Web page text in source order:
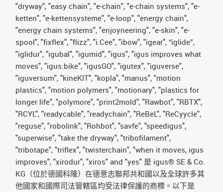
"dryway", "easy chain", "e-chain", "e-chain systems", "e-
ketten", "e-kettensysteme", "e-loop", "energy chain",
"energy chain systems", "enjoyneering", "e-skin", "e-
spool", "fixflex", "flizz", "i.Cee", "ibow", "igear", “iglide”,
"iglidur", "igubal", "igumid", "igus", "igus improves what
moves", "igus:bike", "igusGO", "igutex", "iguverse",
"iguversum", "kineKIT", "kopla", "manus", "motion
plastics", "motion polymers", "motionary", "plastics for
longer life", "polymore", "print2mold", "Rawbot", "RBTX",
"RCYL", "readycable", "readychain", "ReBeL", "ReCyycle",
"reguse", "robolink", "Rohbot", "savfe", "speedigus",
"superwise", "take the dryway", "tribofilament",
"tribotape", "triflex", "twisterchain", "when it moves, igus
improves", "xirodur", "xiros" and "yes" 是 igus® SE & Co.
KG（位於德國科隆）在德意志聯邦共和國以及全球許多其
他國家和國際司法管轄區均受法律保護的商標。以下是